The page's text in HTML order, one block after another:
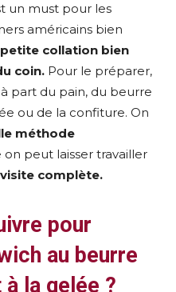
un must pour les
américains bien
petite collation bien
coin. Pour le préparer,
part du pain, du beurre
ou de la confiture. On
méthode
peut laisser travailler
complète.
pour
au beurre
la gelée ?